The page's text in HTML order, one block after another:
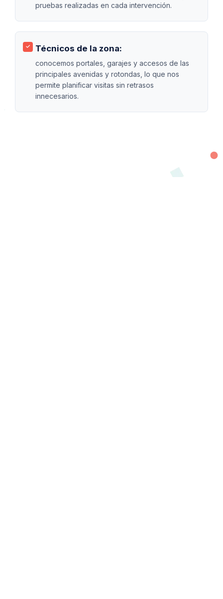
pruebas realizadas en cada intervención.
Técnicos de la zona:
conocemos portales, garajes y accesos de las
principales avenidas y rotondas, lo que nos
permite planificar visitas sin retrasos
innecesarios.